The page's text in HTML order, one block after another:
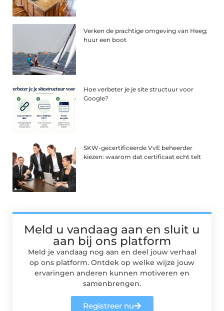
Verken de prachtige omgeving van Heeg;
huur een boot
Hoe verbeter je je site structuur voor
Google?
SKW-gecertificeerde VvE beheerder
kiezen: waarom dat certificaat echt telt
Meld u vandaag aan en sluit u
aan bij ons platform
Meld je vandaag nog aan en deel jouw verhaal
op ons platform. Ontdek op welke wijze jouw
ervaringen anderen kunnen motiveren en
samenbrengen.
Registreer nu